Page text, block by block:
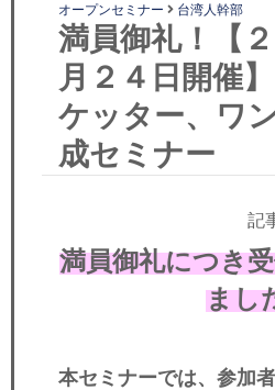
コンサルティング
リサーチ
セミナー
経済ニュース
オープンセミナー 台湾人幹部
満員御礼！【
月２４日開催
ケッター、ワ
成セミナー
記
満員御礼につき
まし
本セミナーでは、参加